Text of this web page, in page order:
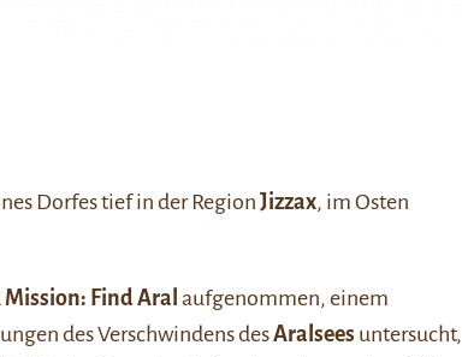
Dorfes tief in der Region Jizzax, im Osten
Mission: Find Aral aufgenommen, einem
des Verschwindens desAralsees untersucht,